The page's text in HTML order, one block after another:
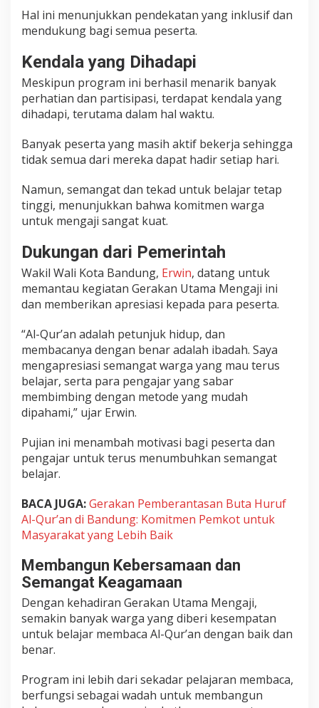
Hal ini menunjukkan pendekatan yang inklusif dan
mendukung bagi semua peserta.
Kendala yang Dihadapi
Meskipun program ini berhasil menarik banyak
perhatian dan partisipasi, terdapat kendala yang
dihadapi, terutama dalam hal waktu.
Banyak peserta yang masih aktif bekerja sehingga
tidak semua dari mereka dapat hadir setiap hari.
Namun, semangat dan tekad untuk belajar tetap
tinggi, menunjukkan bahwa komitmen warga
untuk mengaji sangat kuat.
Dukungan dari Pemerintah
Wakil Wali Kota Bandung, Erwin, datang untuk
memantau kegiatan Gerakan Utama Mengaji ini
dan memberikan apresiasi kepada para peserta.
“Al-Qur’an adalah petunjuk hidup, dan
membacanya dengan benar adalah ibadah. Saya
mengapresiasi semangat warga yang mau terus
belajar, serta para pengajar yang sabar
membimbing dengan metode yang mudah
dipahami,” ujar Erwin.
Pujian ini menambah motivasi bagi peserta dan
pengajar untuk terus menumbuhkan semangat
belajar.
BACA JUGA:Gerakan Pemberantasan Buta Huruf
Al-Qur’an di Bandung: Komitmen Pemkot untuk
Masyarakat yang Lebih Baik
Membangun Kebersamaan dan
Semangat Keagamaan
Dengan kehadiran Gerakan Utama Mengaji,
semakin banyak warga yang diberi kesempatan
untuk belajar membaca Al-Qur’an dengan baik dan
benar.
Program ini lebih dari sekadar pelajaran membaca,
berfungsi sebagai wadah untuk membangun